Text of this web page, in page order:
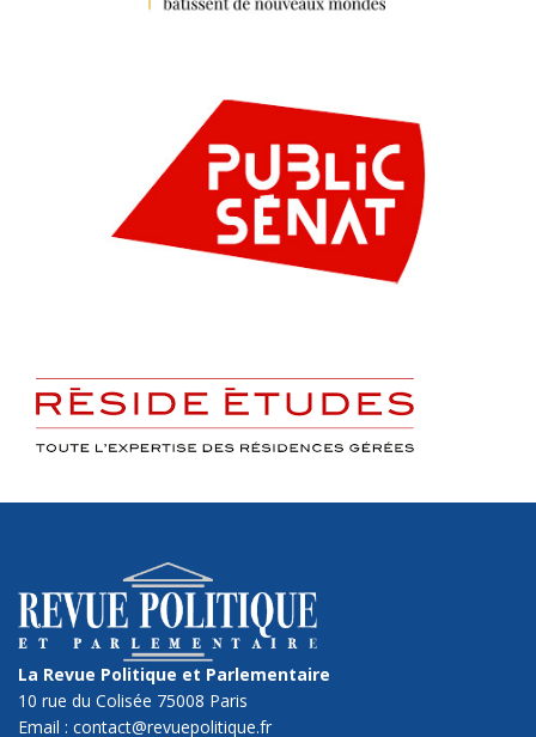
La Revue Politique et Parlementaire
10 rue du Colisée 75008 Paris
Email : contact@revuepolitique.fr